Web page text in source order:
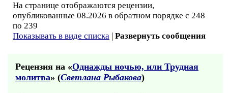
На странице отображаются рецензии,
опубликованные 08.2026 в обратном порядке с 248
по 239
Показывать в виде списка | Развернуть сообщения
Рецензия на «Однажды ночью, или Трудная
молитва» (Светлана Рыбакова)